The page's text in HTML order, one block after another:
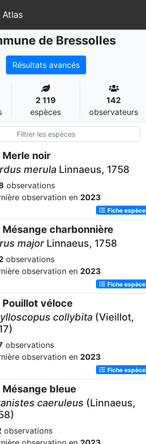
Atlas
de Bressolles
Résultats avancés
2 119
espèces
142
observateurs
Merle noir
merula Linnaeus, 1758
observations
observation en 2023
Fiche espèce
Mésange charbonnière
major Linnaeus, 1758
observations
observation en 2023
Fiche espèce
Pouillot véloce
collybita (Vieillot,
observations
observation en 2023
Fiche espèce
Mésange bleue
caeruleus (Linnaeus,
observations